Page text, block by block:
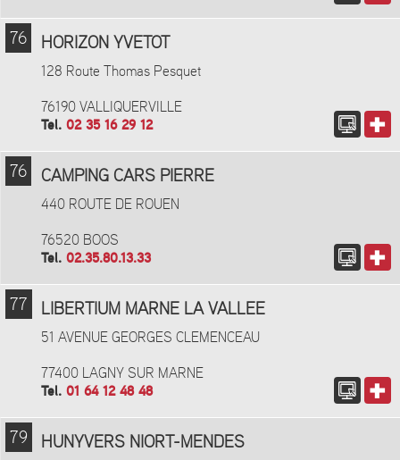
76 HORIZON YVETOT
128 Route Thomas Pesquet
76190 VALLIQUERVILLE
Tel. 02 35 16 29 12
76 CAMPING CARS PIERRE
440 ROUTE DE ROUEN
76520 BOOS
Tel. 02.35.80.13.33
77 LIBERTIUM MARNE LA VALLEE
51 AVENUE GEORGES CLEMENCEAU
77400 LAGNY SUR MARNE
Tel. 01 64 12 48 48
79 HUNYVERS NIORT-MENDES